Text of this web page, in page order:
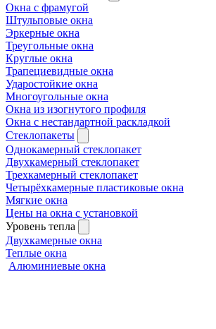
Окна с фрамугой
Штульповые окна
Эркерные окна
Треугольные окна
Круглые окна
Трапециевидные окна
Ударостойкие окна
Многоугольные окна
Окна из изогнутого профиля
Окна с нестандартной раскладкой
Стеклопакеты
Однокамерный стеклопакет
Двухкамерный стеклопакет
Трехкамерный стеклопакет
Четырёхкамерные пластиковые окна
Мягкие окна
Цены на окна с установкой
Уровень тепла
Двухкамерные окна
Теплые окна
Алюминиевые окна